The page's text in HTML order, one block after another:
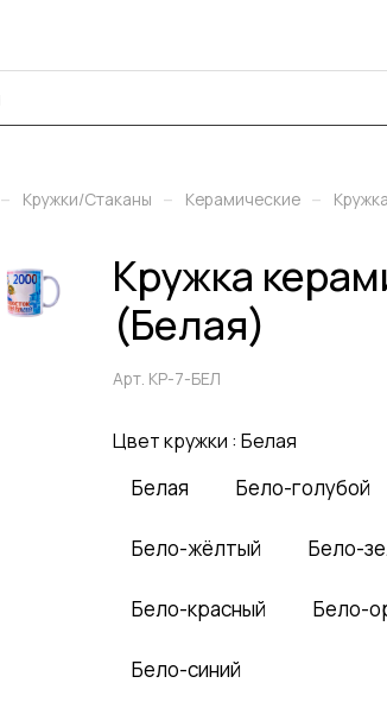
– Кружки/Стаканы – Керамические –
Кружка
(Белая)
Арт. КР-7-БЕЛ
Цвет кружки : Белая
Белая Бело-голубой
Бело-жёлтый Бело-
Бело-красный Бело-
Бело-синий